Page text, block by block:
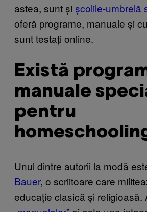
astea, sunt și școlile-umbrelă
oferă programe, manuale și
sunt testați online.
Există
manuale
pentru
Unul dintre autorii la modă
Bauer, o scriitoare care
educație clasică și religioasă.